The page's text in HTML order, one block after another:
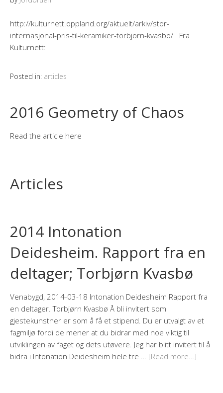
http://kulturnett.oppland.org/aktuelt/arkiv/stor-
internasjonal-pris-til-keramiker-torbjorn-kvasbo/ Fra
Kulturnett:
Posted in: articles
2016 Geometry of Chaos
Read the article here
Articles
2014 Intonation
Deidesheim. Rapport fra en
deltager; Torbjørn Kvasbø
Venabygd, 2014-03-18 Intonation Deidesheim Rapport fra
en deltager. Torbjørn Kvasbø Å bli invitert som
gjestekunstner er som å få et stipend. Du er utvalgt av et
fagmiljø fordi de mener at du bidrar med noe viktig til
utviklingen av faget og dets utøvere. Jeg har blitt invitert til å
bidra i Intonation Deidesheim hele tre … [Read more…]